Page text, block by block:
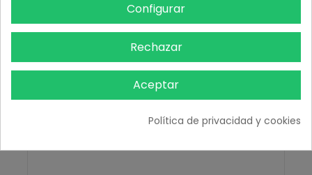
Configurar
Rechazar
Aceptar
Política de privacidad y cookies